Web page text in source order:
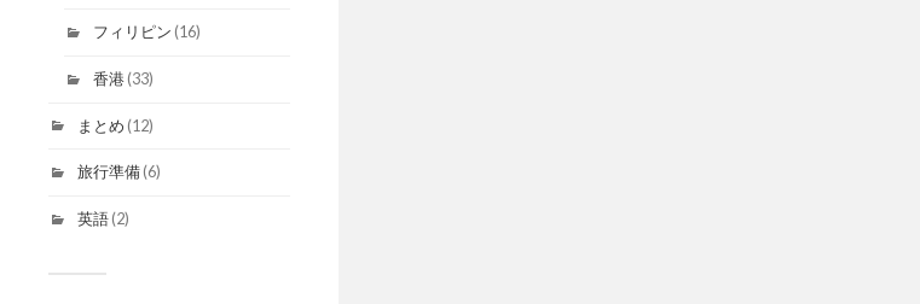
フィリピン (16)
香港(33)
まとめ (12)
旅行準備(6)
英語(2)